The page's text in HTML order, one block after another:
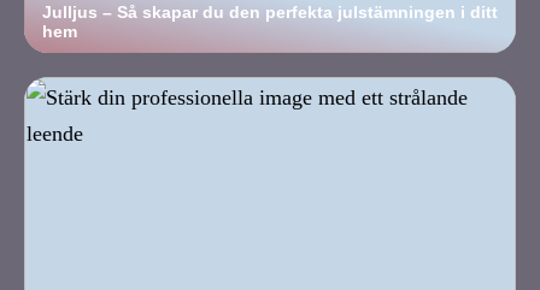
Julljus – Så skapar du den perfekta julstämningen i ditt
hem